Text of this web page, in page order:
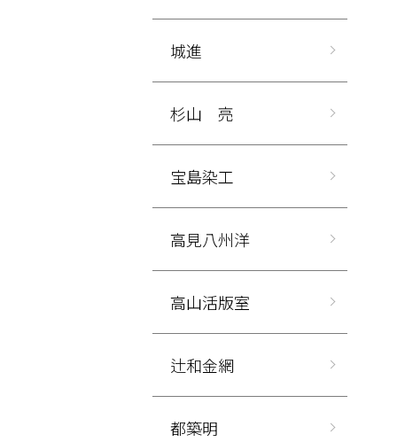
城進
杉山 亮
宝島染工
高見八州洋
高山活版室
辻和金網
都築明